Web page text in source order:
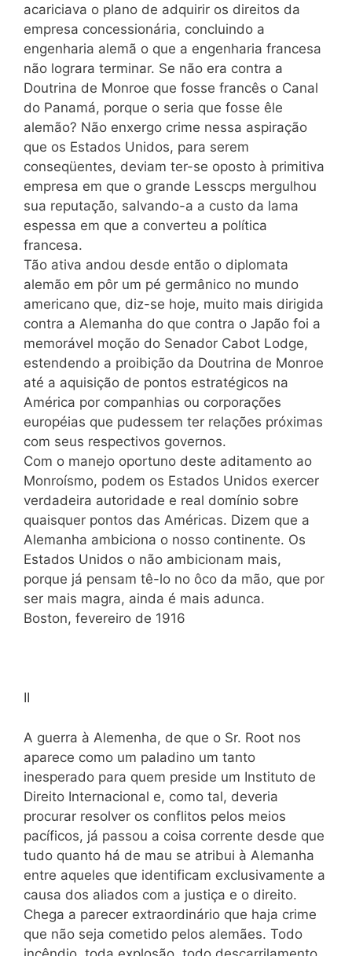
acariciava o plano de adquirir os direitos da
empresa concessionária, concluindo a
engenharia alemã o que a engenharia francesa
não lograra terminar. Se não era contra a
Doutrina de Monroe que fosse francês o Canal
do Panamá, porque o seria que fosse êle
alemão? Não enxergo crime nessa aspiração
que os Estados Unidos, para serem
conseqüentes, deviam ter-se oposto à primitiva
empresa em que o grande Lesscps mergulhou
sua reputação, salvando-a a custo da lama
espessa em que a converteu a política
francesa.
Tão ativa andou desde então o diplomata
alemão em pôr um pé germânico no mundo
americano que, diz-se hoje, muito mais dirigida
contra a Alemanha do que contra o Japão foi a
memorável moção do Senador Cabot Lodge,
estendendo a proibição da Doutrina de Monroe
até a aquisição de pontos estratégicos na
América por companhias ou corporações
européias que pudessem ter relações próximas
com seus respectivos governos.
Com o manejo oportuno deste aditamento ao
Monroísmo, podem os Estados Unidos exercer
verdadeira autoridade e real domínio sobre
quaisquer pontos das Américas. Dizem que a
Alemanha ambiciona o nosso continente. Os
Estados Unidos o não ambicionam mais,
porque já pensam tê-lo no ôco da mão, que por
ser mais magra, ainda é mais adunca.
Boston, fevereiro de 1916
II
A guerra à Alemenha, de que o Sr. Root nos
aparece como um paladino um tanto
inesperado para quem preside um Instituto de
Direito Internacional e, como tal, deveria
procurar resolver os conflitos pelos meios
pacíficos, já passou a coisa corrente desde que
tudo quanto há de mau se atribui à Alemanha
entre aqueles que identificam exclusivamente a
causa dos aliados com a justiça e o direito.
Chega a parecer extraordinário que haja crime
que não seja cometido pelos alemães. Todo